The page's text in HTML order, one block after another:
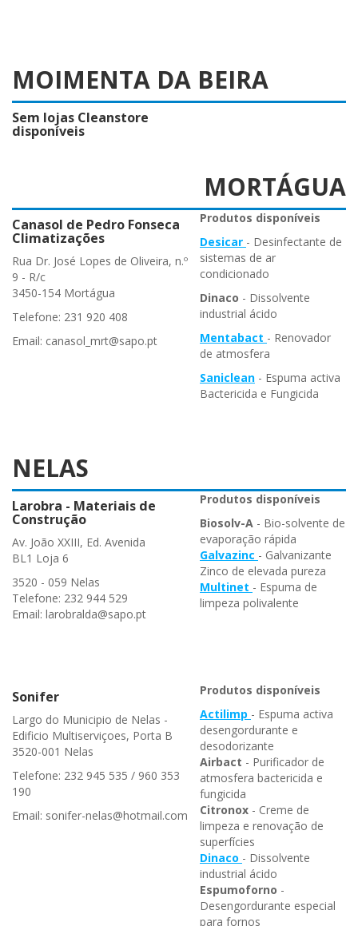
MOIMENTA DA BEIRA
Sem lojas Cleanstore
disponíveis
MORTÁGUA
Canasol de Pedro Fonseca
Climatizações
Rua Dr. José Lopes de Oliveira, n.º
9 - R/c
3450-154 Mortágua
Telefone: 231 920 408
Email: canasol_mrt@sapo.pt
Produtos disponíveis
Desicar - Desinfectante de
sistemas de ar
condicionado
Dinaco - Dissolvente
industrial ácido
Mentabact - Renovador
de atmosfera
Saniclean - Espuma activa
Bactericida e Fungicida
NELAS
Larobra - Materiais de
Construção
Av. João XXIII, Ed. Avenida
BL1 Loja 6
3520 - 059 Nelas
Telefone: 232 944 529
Email: larobralda@sapo.pt
Produtos disponíveis
Biosolv-A - Bio-solvente de
evaporação rápida
Galvazinc - Galvanizante
Zinco de elevada pureza
Multinet - Espuma de
limpeza polivalente
Sonifer
Largo do Municipio de Nelas -
Edificio Multiserviçoes, Porta B
3520-001 Nelas
Telefone: 232 945 535 / 960 353
190
Email: sonifer-nelas@hotmail.com
Produtos disponíveis
Actilimp - Espuma activa
desengordurante e
desodorizante
Airbact - Purificador de
atmosfera bactericida e
fungicida
Citronox - Creme de
limpeza e renovação de
superfícies
Dinaco - Dissolvente
industrial ácido
Espumoforno -
Desengordurante especial
para fornos